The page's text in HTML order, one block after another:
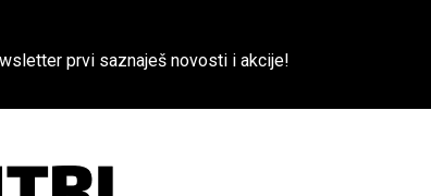
prvi saznaješ novosti i akcije!